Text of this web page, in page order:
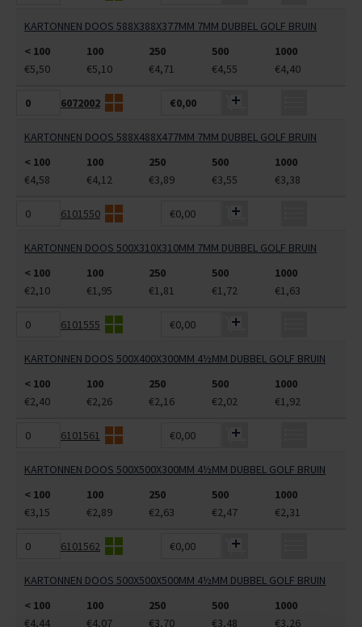
KARTONNEN DOOS 588X388X377MM 7MM DUBBEL GOLF BRUIN
< 100
100 250 500
1000
€5,50
€5,10 €4,71 €4,55 €4,40
6072002 €0,00
KARTONNEN DOOS 588X488X477MM 7MM DUBBEL GOLF BRUIN
< 100
100 250 500
1000
€4,58
€4,12 €3,89 €3,55 €3,38
6101550 €0,00
KARTONNEN DOOS 500X310X310MM 7MM DUBBEL GOLF BRUIN
< 100
100 250 500
1000
€2,10
€1,95 €1,81 €1,72 €1,63
6101555 €0,00
KARTONNEN DOOS 500X400X300MM 4½MM DUBBEL GOLF BRUIN
< 100
100 250 500
1000
€2,40
€2,26 €2,16 €2,02 €1,92
6101561 €0,00
KARTONNEN DOOS 500X500X300MM 4½MM DUBBEL GOLF BRUIN
< 100
100 250 500
1000
€3,15
€2,89 €2,63 €2,47 €2,31
6101562 €0,00
KARTONNEN DOOS 500X500X500MM 4½MM DUBBEL GOLF BRUIN
< 100
100 250 500
1000
€4,44
€4,07 €3,70 €3,48 €3,26